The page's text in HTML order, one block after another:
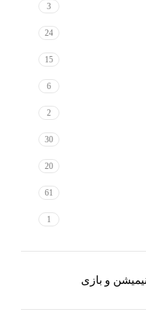
3
24
15
6
2
30
20
61
1
و بازی